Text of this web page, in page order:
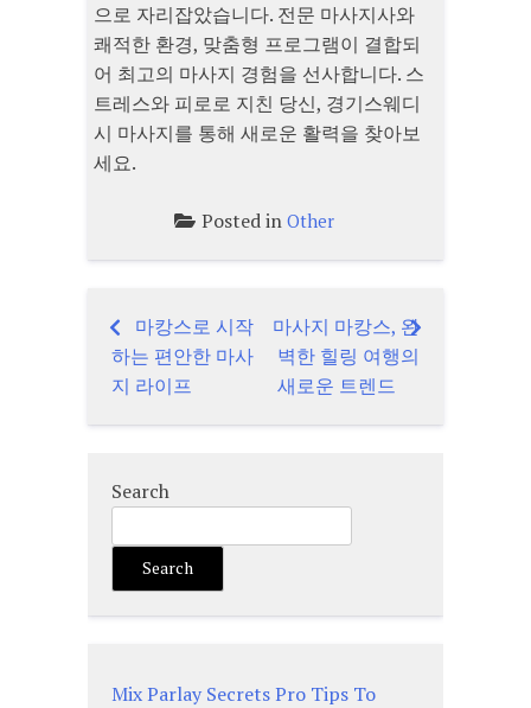
으로 자리잡았습니다. 전문 마사지사와
쾌적한 환경, 맞춤형 프로그램이 결합되
어 최고의 마사지 경험을 선사합니다. 스
트레스와 피로로 지친 당신, 경기스웨디
시 마사지를 통해 새로운 활력을 찾아보
세요.
Posted in Other
Post
navigation
마캉스로 시작
하는 편안한 마사
지 라이프
마사지 마캉스, 완
벽한 힐링 여행의
새로운 트렌드
Search
Search
Mix Parlay Secrets Pro Tips To